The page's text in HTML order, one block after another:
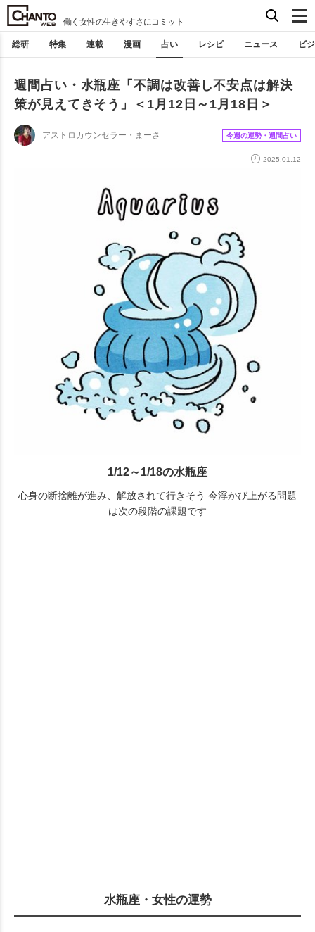
働く女性の生きやすさにコミット
総研 特集 連載 漫画 占い レシピ ニュース ビ
週間占い・水瓶座「不調は改善し不安点は解決
策が見えてきそう」＜1月12日～1月18日＞
アストロカウンセラー・まーさ 今週の運勢・週間占い
2025.01.12
1/12～1/18の水瓶座
心身の断捨離が進み、解放されて行きそう 今浮かび上がる問題
は次の段階の課題です
水瓶座・女性の運勢